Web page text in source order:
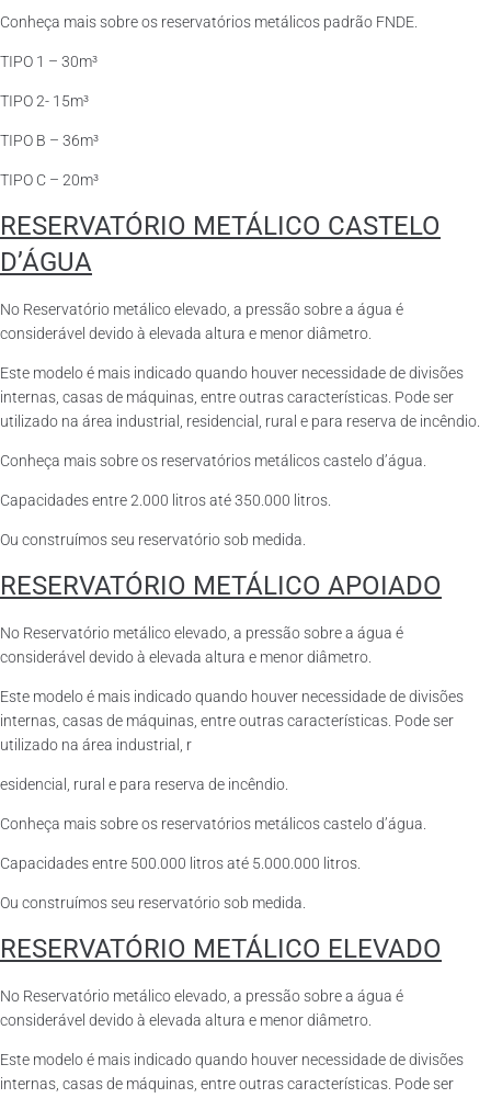
Conheça mais sobre os reservatórios metálicos padrão FNDE.
TIPO 1 – 30m³
TIPO 2- 15m³
TIPO B – 36m³
TIPO C – 20m³
RESERVATÓRIO METÁLICO CASTELO
D’ÁGUA
No Reservatório metálico elevado, a pressão sobre a água é
considerável devido à elevada altura e menor diâmetro.
Este modelo é mais indicado quando houver necessidade de divisões
internas, casas de máquinas, entre outras características. Pode ser
utilizado na área industrial, residencial, rural e para reserva de incêndio.
Conheça mais sobre os reservatórios metálicos castelo d’água.
Capacidades entre 2.000 litros até 350.000 litros.
Ou construímos seu reservatório sob medida.
RESERVATÓRIO METÁLICO APOIADO
No Reservatório metálico elevado, a pressão sobre a água é
considerável devido à elevada altura e menor diâmetro.
Este modelo é mais indicado quando houver necessidade de divisões
internas, casas de máquinas, entre outras características. Pode ser
utilizado na área industrial, r
esidencial, rural e para reserva de incêndio.
Conheça mais sobre os reservatórios metálicos castelo d’água.
Capacidades entre 500.000 litros até 5.000.000 litros.
Ou construímos seu reservatório sob medida.
RESERVATÓRIO METÁLICO ELEVADO
No Reservatório metálico elevado, a pressão sobre a água é
considerável devido à elevada altura e menor diâmetro.
Este modelo é mais indicado quando houver necessidade de divisões
internas, casas de máquinas, entre outras características. Pode ser